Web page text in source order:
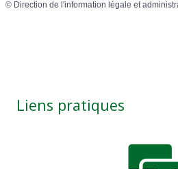
© Direction de l'information légale et
Liens pratiques